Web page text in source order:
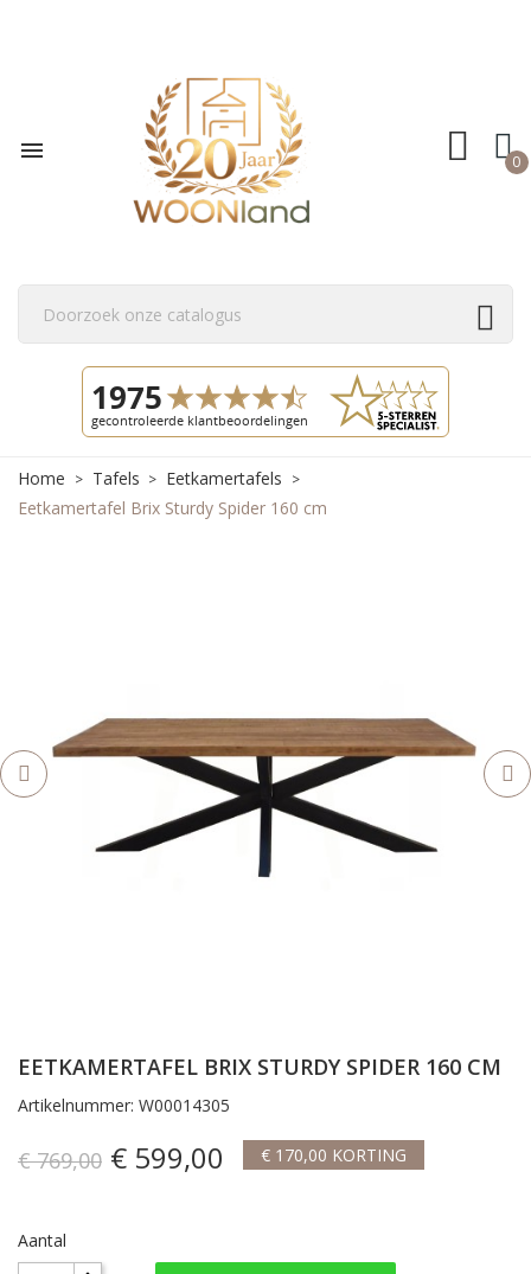
 0
Home Tafels
Eetkamertafels
Eetkamertafel Brix Sturdy Spider 160 cm
EETKAMERTAFEL BRIX STURDY SPIDER 160 CM
Artikelnummer: W00014305
€ 769,00 € 599,00 € 170,00 KORTING
Aantal